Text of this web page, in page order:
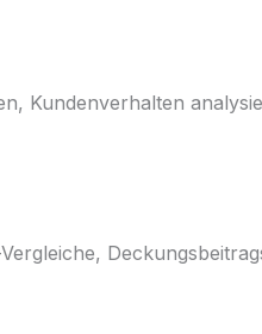
Kundenverhalten